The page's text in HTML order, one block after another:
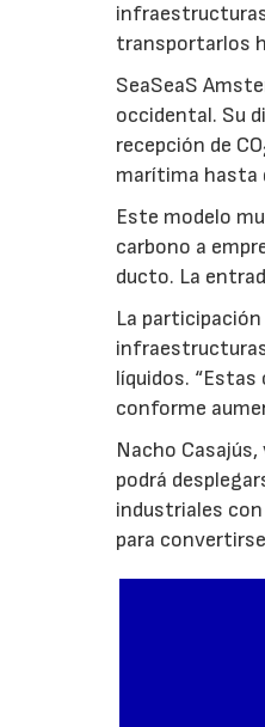
infraestructuras
transportarlos
SeaSeaS
occidental. Su
recepción de CO
marítima hasta
Este modelo
carbono a
ducto. La
La
líquidos.
conforme
Nacho
podrá
industriales
para